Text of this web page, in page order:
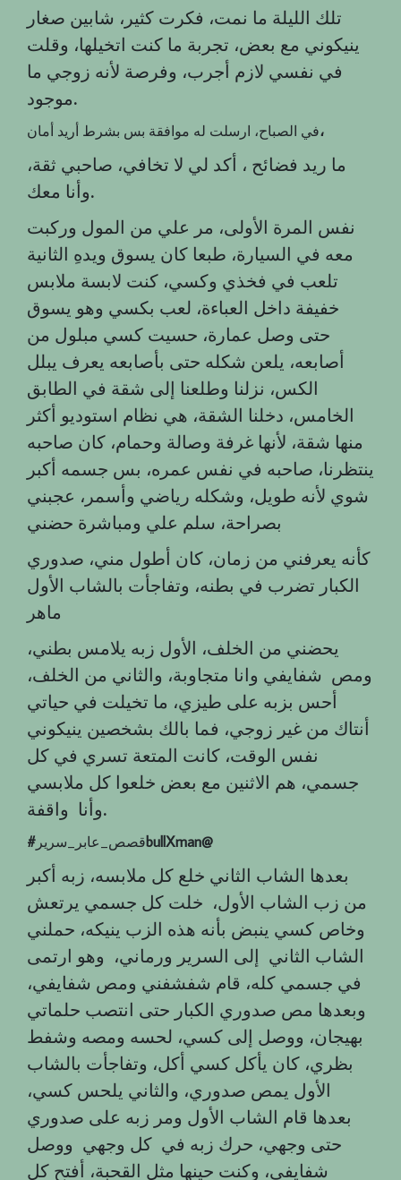
تلك الليلة ما نمت، فكرت كثير، شابين صغار
ينيكوني مع بعض، تجربة ما كنت اتخيلها، وقلت
في نفسي لازم أجرب، وفرصة لأنه زوجي ما
موجود.
في الصباح، ارسلت له موافقة بس بشرط أريد أمان،
ما ريد فضائح ، أكد لي لا تخافي، صاحبي ثقة،
وأنا معك.
نفس المرة الأولى، مر علي من المول وركبت
معه في السيارة، طبعا كان يسوق ويدهِ الثانية
تلعب في فخذي وكسي، كنت لابسة ملابس
خفيفة داخل العباءة، لعب بكسي وهو يسوق
حتى وصل عمارة، حسيت كسي مبلول من
أصابعه، يلعن شكله حتى بأصابعه يعرف يبلل
الكس، نزلنا وطلعنا إلى شقة في الطابق
الخامس، دخلنا الشقة، هي نظام استوديو أكثر
منها شقة، لأنها غرفة وصالة وحمام، كان صاحبه
ينتظرنا، صاحبه في نفس عمره، بس جسمه أكبر
شوي لأنه طويل، وشكله رياضي وأسمر، عجبني
بصراحة، سلم علي ومباشرة حضني
كأنه يعرفني من زمان، كان أطول مني، صدوري
الكبار تضرب في بطنه، وتفاجأت بالشاب الأول
ماهر
يحضني من الخلف، الأول زبه يلامس بطني،
ومص شفايفي وانا متجاوبة، والثاني من الخلف،
أحس بزبه على طيزي، ما تخيلت في حياتي
أنتاك من غير زوجي، فما بالك بشخصين ينيكوني
نفس الوقت، كانت المتعة تسري في كل
جسمي، هم الاثنين مع بعض خلعوا كل ملابسي
وأنا واقفة.
‎# قصص_عابر_سريرbullXman@
بعدها الشاب الثاني خلع كل ملابسه، زبه أكبر
من زب الشاب الأول، خلت كل جسمي يرتعش
وخاص كسي ينبض بأنه هذه الزب ينيكه، حملني
الشاب الثاني إلى السرير ورماني، وهو ارتمى
في جسمي كله، قام شفشفني ومص شفايفي،
وبعدها مص صدوري الكبار حتى انتصب حلماتي
بهيجان، ووصل إلى كسي، لحسه ومصه وشفط
بظري، كان يأكل كسي أكل، وتفاجأت بالشاب
الأول يمص صدوري، والثاني يلحس كسي،
بعدها قام الشاب الأول ومر زبه على صدوري
حتى وجهي، حرك زبه في كل وجهي ووصل
شفايفي، وكنت حينها مثل القحبة، أفتح كل